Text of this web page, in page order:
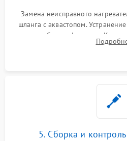
Замена неисправного
шланга с аквастопом.
патрубках и фильтрах.
управления, восстановление
5. Сборка и